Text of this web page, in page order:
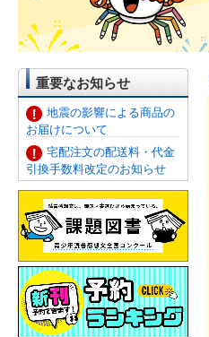
重要なお知らせ
地震の影響による商品の
お届けについて
宅配注文の配送料・代金
引換手数料改定のお知らせ